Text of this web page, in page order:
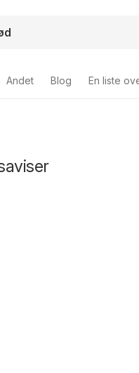
Andet Blog En liste